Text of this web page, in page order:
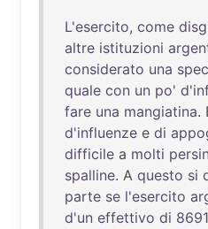
L'esercito, come
altre istituzioni
considerato una
quale con un po'
fare una mangiatina.
d'influenze e di
difficile a molti
spalline. A questo si
parte se l'esercito
d'un effettivo di 8691